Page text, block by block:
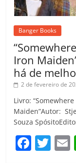
Banger Books
Iron
há de
2 de fevereiro de
Livro:
Maiden”Autor:
Souza
F T